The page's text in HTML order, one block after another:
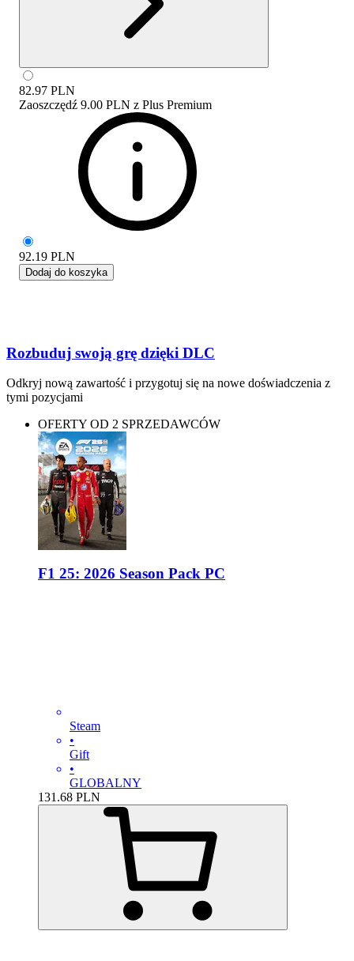
82.97 PLN
Zaoszczędź 9.00 PLN z Plus Premium
92.19 PLN
Dodaj do koszyka
Rozbuduj swoją grę dzięki DLC
Odkryj nową zawartość i przygotuj się na nowe doświadczenia z
tymi pozycjami
OFERTY OD 2 SPRZEDAWCÓW
F1 25: 2026 Season Pack PC
Steam
•
Gift
•
GLOBALNY
131.68 PLN